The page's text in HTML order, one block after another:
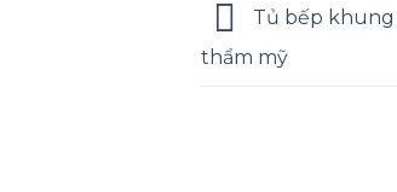
Tủ bếp khung
thẩm mỹ